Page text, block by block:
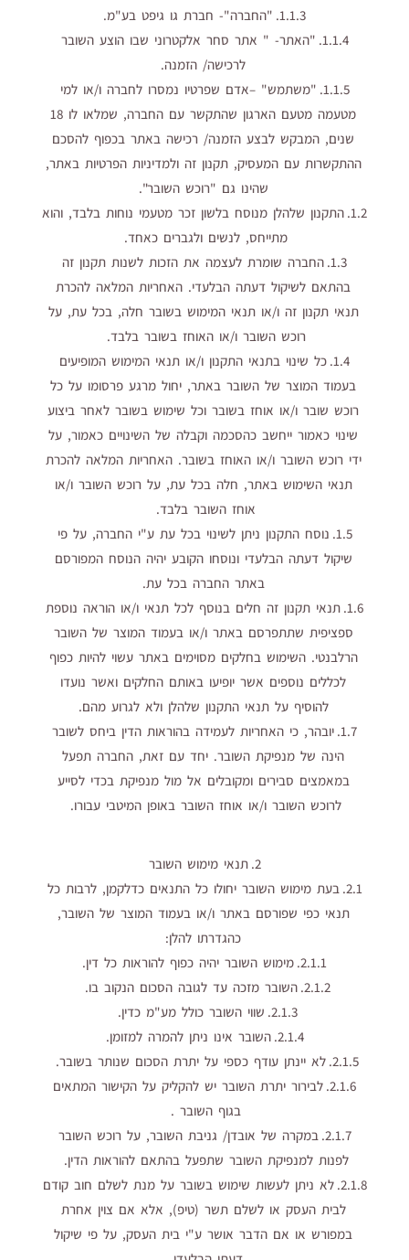
1.1.3. "החברה"- חברת גו גיפט בע"מ.
1.1.4. "האתר- " אתר סחר אלקטרוני שבו הוצע השובר
לרכישה/ הזמנה.
1.1.5. "משתמש" –אדם שפרטיו נמסרו לחברה ו/או למי
מטעמה מטעם הארגון שהתקשר עם החברה, שמלאו לו 18
שנים, המבקש לבצע הזמנה/ רכישה באתר בכפוף להסכם
ההתקשרות עם המעסיק, תקנון זה ולמדיניות הפרטיות באתר,
שהינו גם "רוכש השובר".
1.2. התקנון שלהלן מנוסח בלשון זכר מטעמי נוחות בלבד, והוא
מתייחס, לנשים ולגברים כאחד.
1.3. החברה שומרת לעצמה את הזכות לשנות תקנון זה
בהתאם לשיקול דעתה הבלעדי. האחריות המלאה להכרת
תנאי תקנון זה ו/או תנאי המימוש בשובר חלה, בכל עת, על
רוכש השובר ו/או האוחז בשובר בלבד.
1.4. כל שינוי בתנאי התקנון ו/או תנאי המימוש המופיעים
בעמוד המוצר של השובר באתר, יחול מרגע פרסומו על כל
רוכש שובר ו/או אוחז בשובר וכל שימוש בשובר לאחר ביצוע
שינוי כאמור ייחשב כהסכמה וקבלה של השינויים כאמור, על
ידי רוכש השובר ו/או האוחז בשובר. האחריות המלאה להכרת
תנאי השימוש באתר, חלה בכל עת, על רוכש השובר ו/או
אוחז השובר בלבד.
1.5. נוסח התקנון ניתן לשינוי בכל עת ע"י החברה, על פי
שיקול דעתה הבלעדי ונוסחו הקובע יהיה הנוסח המפורסם
באתר החברה בכל עת.
1.6. תנאי תקנון זה חלים בנוסף לכל תנאי ו/או הוראה נוספת
ספציפית שתתפרסם באתר ו/או בעמוד המוצר של השובר
הרלבנטי. השימוש בחלקים מסוימים באתר עשוי להיות כפוף
לכללים נוספים אשר יופיעו באותם החלקים ואשר נועדו
להוסיף על תנאי התקנון שלהלן ולא לגרוע מהם.
1.7. יובהר, כי האחריות לעמידה בהוראות הדין ביחס לשובר
הינה של מנפיקת השובר. יחד עם זאת, החברה תפעל
במאמצים סבירים ומקובלים אל מול מנפיקת בכדי לסייע
לרוכש השובר ו/או אוחז השובר באופן המיטבי עבורו.
2. תנאי מימוש השובר
2.1. בעת מימוש השובר יחולו כל התנאים כדלקמן, לרבות כל
תנאי כפי שפורסם באתר ו/או בעמוד המוצר של השובר,
כהגדרתו להלן:
2.1.1. מימוש השובר יהיה כפוף להוראות כל דין.
2.1.2. השובר מזכה עד לגובה הסכום הנקוב בו.
2.1.3. שווי השובר כולל מע"מ כדין.
2.1.4. השובר אינו ניתן להמרה למזומן.
2.1.5. לא יינתן עודף כספי על יתרת הסכום שנותר בשובר.
2.1.6. לבירור יתרת השובר יש להקליק על הקישור המתאים
בגוף השובר .
2.1.7. במקרה של אובדן/ גניבת השובר, על רוכש השובר
לפנות למנפיקת השובר שתפעל בהתאם להוראות הדין.
2.1.8. לא ניתן לעשות שימוש בשובר על מנת לשלם חוב קודם
לבית העסק או לשלם תשר (טיפ), אלא אם צוין אחרת
במפורש או אם הדבר אושר ע"י בית העסק, על פי שיקול